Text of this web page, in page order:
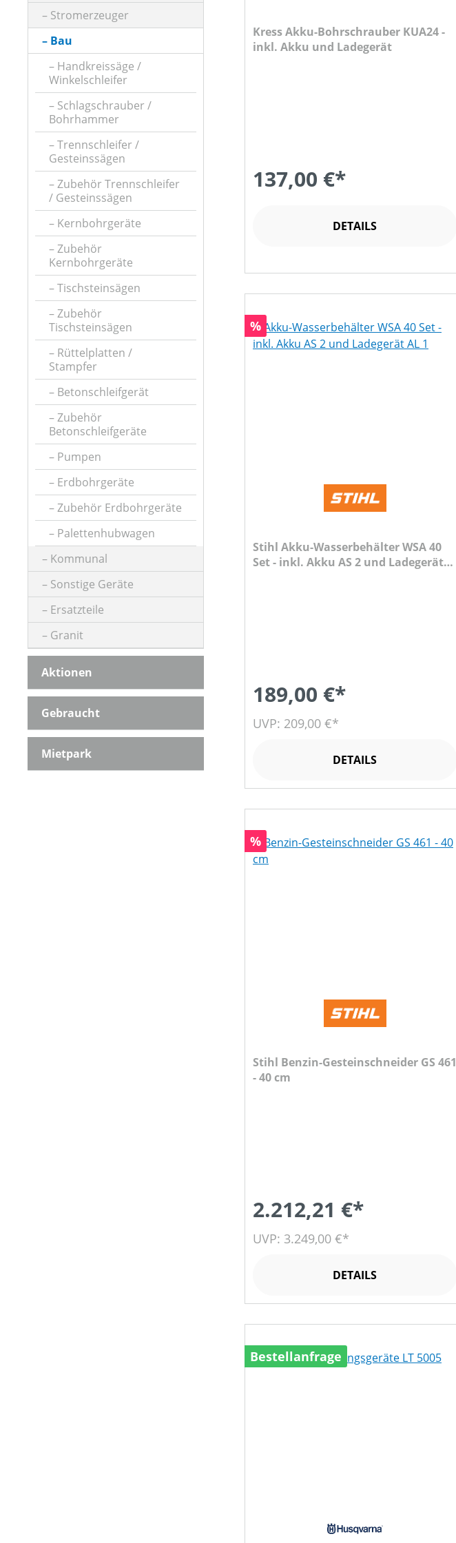
ARBEITSZEIT (IN MIN)
BETRIEBSART
DURCHMESSER TRENNSCHEIBE/SÄGEBLATT (IN MM)
FARBE (GERÄT)
FASSUNGSVOLUMEN MAX (IN L)
FÖRDERHÖHE / DRUCK
FÖRDERHÖHE MAX (IN M)
FÖRDERLEISTUNG
HERSTELLER BEZEICHNUNG
HUBRAUM (IN CM³)
KLASSIFIZIERUNG
MAX. KORNGRÖSSE
MASSE ( L X B X H )
MOTOR-ZYLINDERANZAHL
MOTORLEISTUNG
MOTORLEISTUNG (IN UMDREHUNGEN/MIN)
SCHEIBENDREHZAHL (IN UMDREHUNGEN/MIN)
Stromerzeuger
Bau
Handkreissäge /
Winkelschleifer
Schlagschrauber /
Bohrhammer
Trennschleifer /
Gesteinssägen
Zubehör Trennschleifer
/ Gesteinssägen
Kernbohrgeräte
Zubehör
Kernbohrgeräte
Tischsteinsägen
Zubehör
Tischsteinsägen
Rüttelplatten /
Stampfer
Betonschleifgerät
Zubehör
Betonschleifgeräte
Pumpen
Erdbohrgeräte
Zubehör Erdbohrgeräte
Palettenhubwagen
Kommunal
Sonstige Geräte
Ersatzteile
Granit
Aktionen
Gebraucht
Mietpark
Kress Akku-Bohrschrauber KUA24 -
inkl. Akku und Ladegerät
137,00 €*
DETAILS
Rabatt
%
Stihl Akku-Wasserbehälter WSA 40
Set - inkl. Akku AS 2 und Ladegerät
189,00 €*
UVP: 209,00 €*
DETAILS
Rabatt
%
Stihl Benzin-Gesteinschneider GS 461
- 40 cm
2.212,21 €*
UVP: 3.249,00 €*
DETAILS
Bestellanfrage